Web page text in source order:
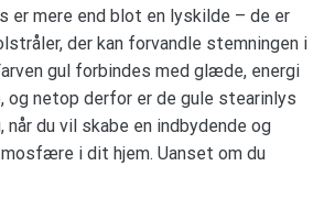
er mere end blot en lyskilde – de er
der kan forvandle stemningen i
gul forbindes med glæde, energi
og netop derfor er de gule stearinlys
når du vil skabe en indbydende og
i dit hjem. Uanset om du